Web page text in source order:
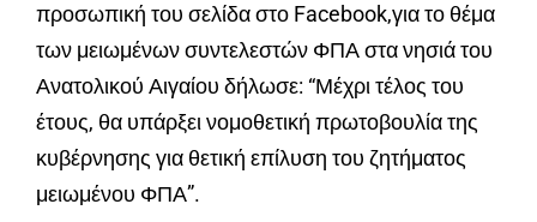
προσωπική του σελίδα στο Facebook,για το θέμα
των μειωμένων συντελεστών ΦΠΑ στα νησιά του
Ανατολικού Αιγαίου δήλωσε: “Μέχρι τέλος του
έτους, θα υπάρξει νομοθετική πρωτοβουλία της
κυβέρνησης για θετική επίλυση του ζητήματος
μειωμένου ΦΠΑ”.